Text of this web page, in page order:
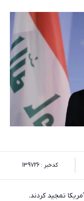
کدخبر : 139726
تمجید کردند.